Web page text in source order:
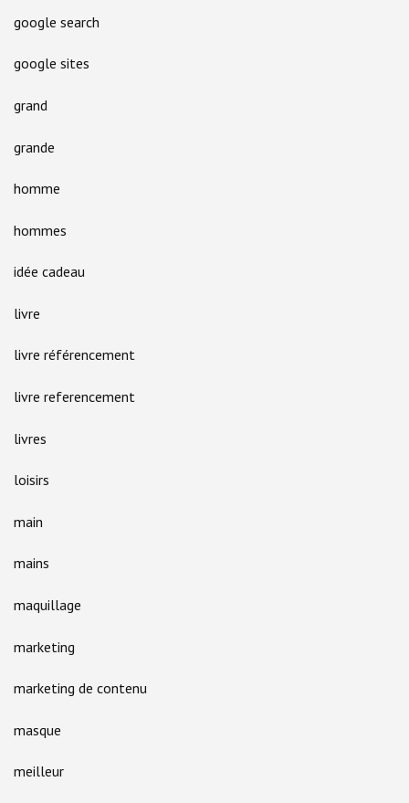
google search
google sites
grand
grande
homme
hommes
idée cadeau
livre
livre référencement
livre referencement
livres
loisirs
main
mains
maquillage
marketing
marketing de contenu
masque
meilleur